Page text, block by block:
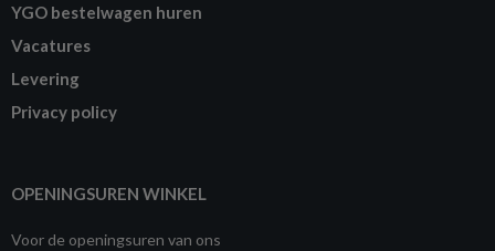
YGO bestelwagen huren
Vacatures
Levering
Privacy policy
OPENINGSUREN WINKEL
Voor de openingsuren van ons